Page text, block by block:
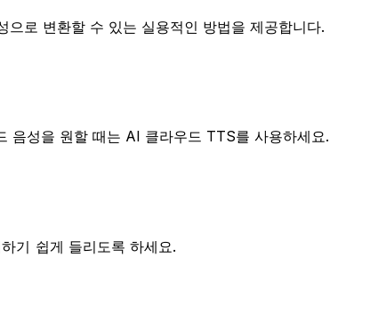
로 변환할 수 있는 실용적인 방법을 제공합니다.
성을 원할 때는 AI 클라우드 TTS를 사용하세요.
기 쉽게 들리도록 하세요.